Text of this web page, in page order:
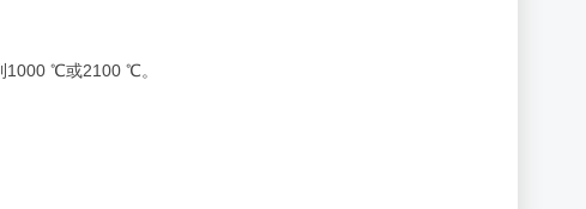
1000 ℃或2100 ℃。